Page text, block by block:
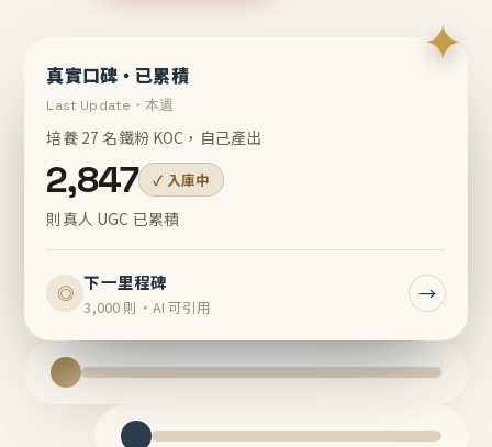
✦
真實口碑・已累積
Last Update・本週
培養 27 名鐵粉 KOC，自己產出
2,847 ✓ 入庫中
則真人 UGC 已累積
◎ 下一里程碑
3,000 則・AI 可引用
→